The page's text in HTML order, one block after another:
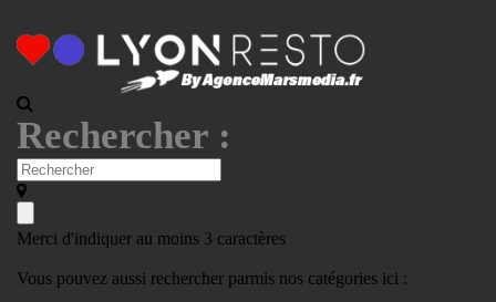
Rechercher :
Merci d'indiquer au moins 3 caractères
Vous pouvez aussi rechercher parmis nos catégories ici :